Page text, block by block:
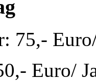
75,-
Euro/